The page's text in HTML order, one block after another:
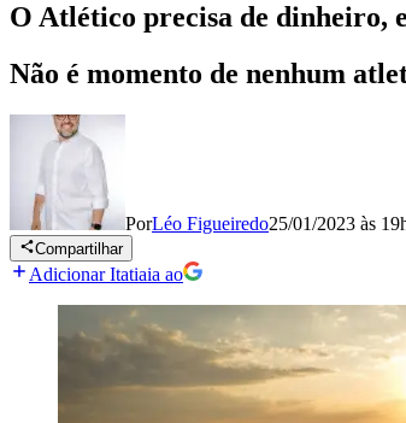
O Atlético precisa de dinheiro,
Não é momento de nenhum
PorLéo Figueiredo25/01/2023 às
Compartilhar
Adicionar Itatiaia ao